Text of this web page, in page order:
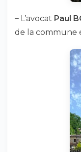
– L’avocat Paul
de la commune